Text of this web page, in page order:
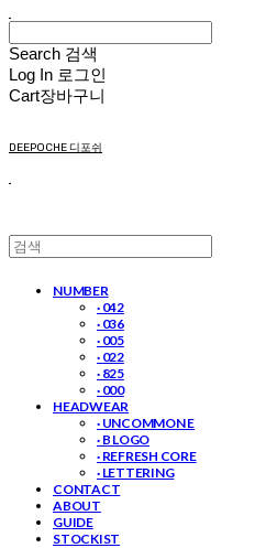
Search 검색
Log In 로그인
Cart장바구니
DEEPOCHE 디포쉬
NUMBER
· 042
· 036
· 005
· 022
· 825
· 000
HEADWEAR
· UNCOMMON E
· B LOGO
· REFRESH CORE
· LETTERING
CONTACT
ABOUT
GUIDE
STOCKIST